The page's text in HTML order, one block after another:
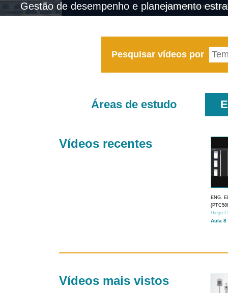
Gestão de desempenho e planejamento
Pesquisar vídeos por
Áreas de estudo
Vídeos recentes
ENG.
Diego
Aula 8
Vídeos mais vistos